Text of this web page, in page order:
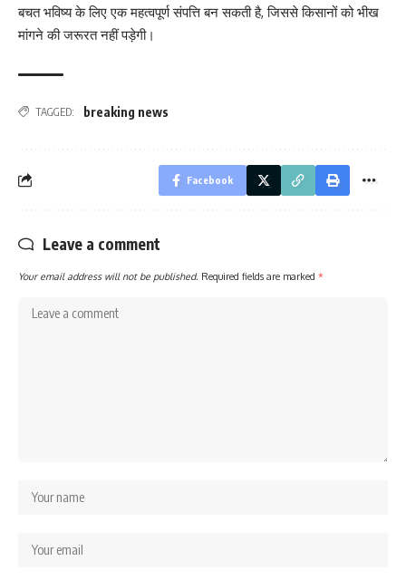
बचत भविष्य के लिए एक महत्वपूर्ण संपत्ति बन सकती है, जिससे किसानों को भीख
मांगने की जरूरत नहीं पड़ेगी।
TAGGED: breaking news
Facebook
Leave a comment
Your email address will not be published. Required fields are marked *